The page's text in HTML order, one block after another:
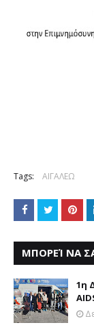
Tags: ΑΙΓΑΛΕΩ
ΜΠΟΡΕΊ ΝΑ
1η